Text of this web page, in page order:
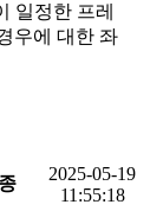
일정한 프레
우에 대한 좌
2025-05-19
11:55:18